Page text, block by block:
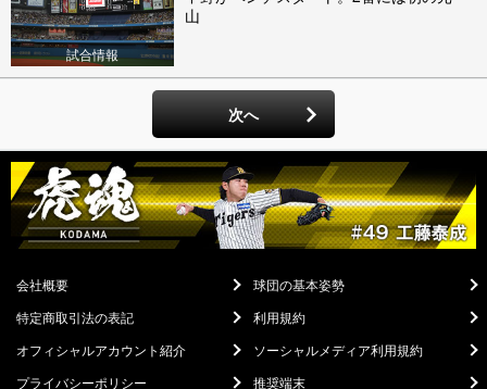
試合情報
山
次へ
会社概要
球団の基本姿勢
特定商取引法の表記
利用規約
オフィシャルアカウント紹介
ソーシャルメディア利用規約
プライバシーポリシー
推奨端末